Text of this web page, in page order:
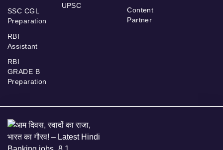
SSC CGL
Preparation
RBI
Assistant
RBI
GRADE B
Preparation
UPSC
Content
Partner